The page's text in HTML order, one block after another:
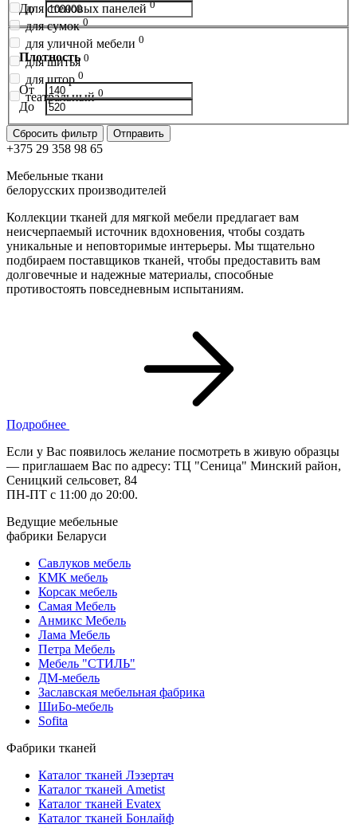
для стеновых панелей 0
для сумок 0
для уличной мебели 0
для шитья 0
для штор 0
театральный 0
До
Плотность
От
До
Сбросить фильтр Отправить
+375 29 358 98 65
Мебельные ткани
белорусских производителей
Коллекции тканей для мягкой мебели предлагает вам
неисчерпаемый источник вдохновения, чтобы создать
уникальные и неповторимые интерьеры. Мы тщательно
подбираем поставщиков тканей, чтобы предоставить вам
долговечные и надежные материалы, способные
противостоять повседневным испытаниям.
Подробнее
Если у Вас появилось желание посмотреть в живую образцы
— приглашаем Вас по адресу: ТЦ "Сеница" Минский район,
Сеницкий сельсовет, 84
ПН-ПТ с 11:00 до 20:00.
Ведущие мебельные
фабрики Беларуси
Савлуков мебель
КМК мебель
Корсак мебель
Самая Мебель
Анмикс Мебель
Лама Мебель
Петра Мебель
Мебель "СТИЛЬ"
ДМ-мебель
Заславская мебельная фабрика
ШиБо-мебель
Sofita
Фабрики тканей
Каталог тканей Лэзертач
Каталог тканей Ametist
Каталог тканей Evatex
Каталог тканей Бонлайф